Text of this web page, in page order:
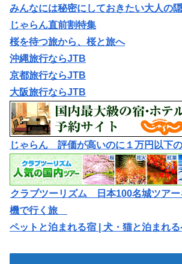
みんなには秘密にしておきたい大人の
じゃらん直前割特集
桜を待つ旅から、桜と旅へ
沖縄旅行ならJTB
京都旅行ならJTB
大阪旅行ならJTB
じゃらん 評価が高いのに１万円以下
クラブツーリズム 日本100名城ツアー
機で行く旅
ペットと泊まれる宿 | 犬・猫と泊まれ